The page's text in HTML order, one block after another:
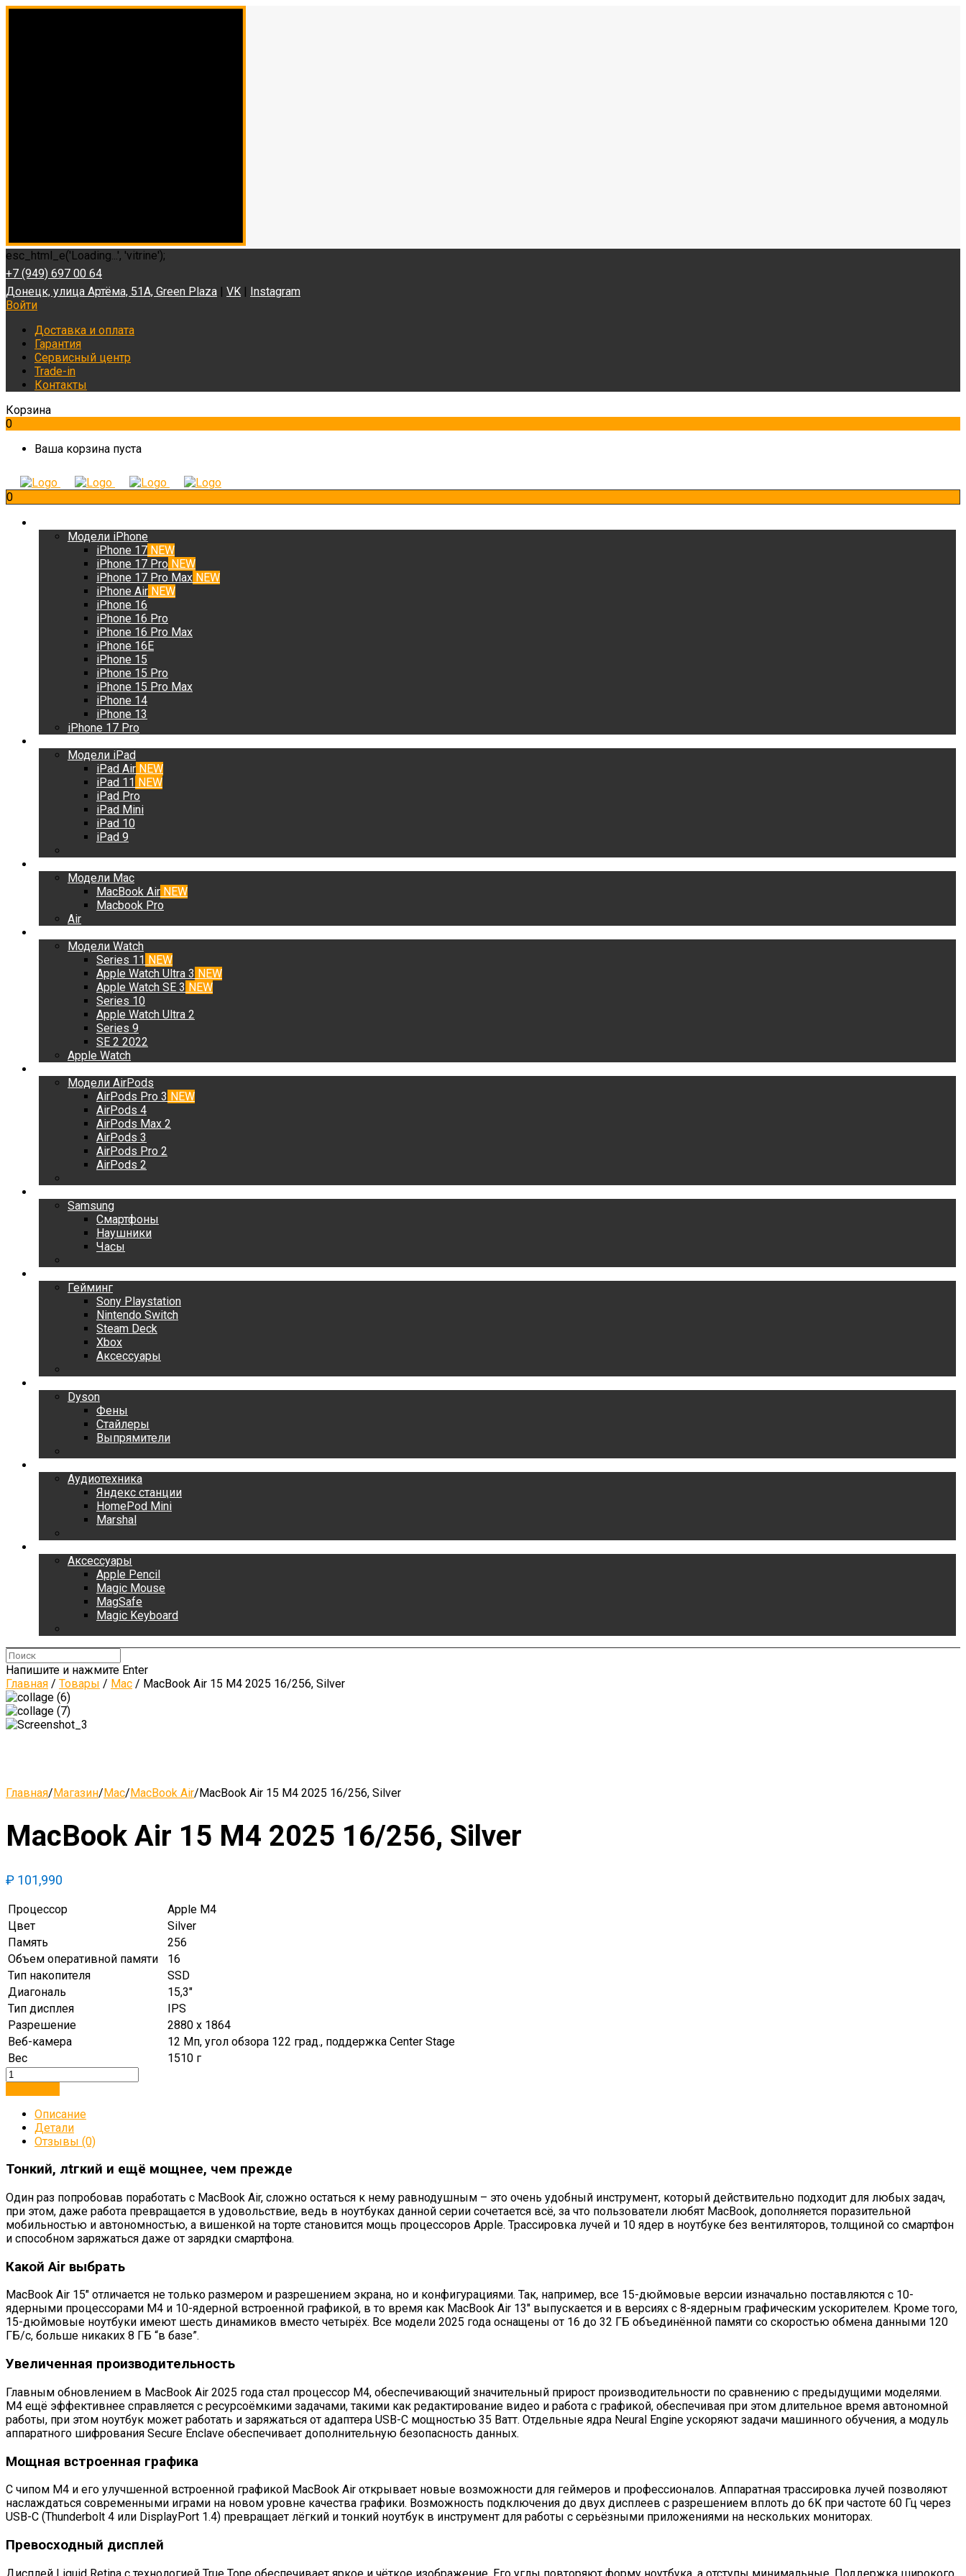
esc_html_e('Loading...', 'vitrine');
+7 (949) 697 00 64
Донецк, улица Артёма, 51А, Green Plaza | VK | Instagram
Войти
Доставка и оплата
Гарантия
Сервисный центр
Trade-in
Контакты
Корзина
0
Ваша корзина пуста
0
Модели iPhone
iPhone 17 NEW
iPhone 17 Pro NEW
iPhone 17 Pro Max NEW
iPhone Air NEW
iPhone 16
iPhone 16 Pro
iPhone 16 Pro Max
iPhone 16E
iPhone 15
iPhone 15 Pro
iPhone 15 Pro Max
iPhone 14
iPhone 13
iPhone 17 Pro
Модели iPad
iPad Air NEW
iPad 11 NEW
iPad Pro
iPad Mini
iPad 10
iPad 9
Модели Mac
MacBook Air NEW
Macbook Pro
Air
Модели Watch
Series 11 NEW
Apple Watch Ultra 3 NEW
Apple Watch SE 3 NEW
Series 10
Apple Watch Ultra 2
Series 9
SE 2 2022
Apple Watch
Модели AirPods
AirPods Pro 3 NEW
AirPods 4
AirPods Max 2
AirPods 3
AirPods Pro 2
AirPods 2
Samsung
Смартфоны
Наушники
Часы
Гейминг
Sony Playstation
Nintendo Switch
Steam Deck
Xbox
Аксессуары
Dyson
Фены
Стайлеры
Выпрямители
Аудиотехника
Яндекс станции
HomePod Mini
Marshal
Аксессуары
Apple Pencil
Magic Mouse
MagSafe
Magic Keyboard
Напишите и нажмите Enter
Главная / Товары / Mac / MacBook Air 15 M4 2025 16/256, Silver
Главная/Магазин/Mac/MacBook Air/MacBook Air 15 M4 2025 16/256, Silver
MacBook Air 15 M4 2025 16/256, Silver
₽ 101,990
Процессор
Apple M4
Цвет
Silver
Память
256
Объем оперативной памяти
16
Тип накопителя
SSD
Диагональ
15,3″
Тип дисплея
IPS
Разрешение
2880 x 1864
Веб-камера
12 Мп, угол обзора 122 град., поддержка Center Stage
Вес
1510 г
Описание
Детали
Отзывы (0)
Тонкий, лtгкий и ещё мощнее, чем прежде
Один раз попробовав поработать с MacBook Air, сложно остаться к нему равнодушным – это очень удобный инструмент, который действительно подходит для любых задач,
при этом, даже работа превращается в удовольствие, ведь в ноутбуках данной серии сочетается всё, за что пользователи любят MacBook, дополняется поразительной
мобильностью и автономностью, а вишенкой на торте становится мощь процессоров Apple. Трассировка лучей и 10 ядер в ноутбуке без вентиляторов, толщиной со смартфон
и способном заряжаться даже от зарядки смартфона.
Какой Air выбрать
MacBook Air 15″ отличается не только размером и разрешением экрана, но и конфигурациями. Так, например, все 15-дюймовые версии изначально поставляются с 10-
ядерными процессорами M4 и 10-ядерной встроенной графикой, в то время как MacBook Air 13″ выпускается и в версиях с 8-ядерным графическим ускорителем. Кроме того,
15-дюймовые ноутбуки имеют шесть динамиков вместо четырёх. Все модели 2025 года оснащены от 16 до 32 ГБ объединённой памяти со скоростью обмена данными 120
ГБ/с, больше никаких 8 ГБ “в базе”.
Увеличенная производительность
Главным обновлением в MacBook Air 2025 года стал процессор M4, обеспечивающий значительный прирост производительности по сравнению с предыдущими моделями.
M4 ещё эффективнее справляется с ресурсоёмкими задачами, такими как редактирование видео и работа с графикой, обеспечивая при этом длительное время автономной
работы, при этом ноутбук может работать и заряжаться от адаптера USB-C мощностью 35 Ватт. Отдельные ядра Neural Engine ускоряют задачи машинного обучения, а модуль
аппаратного шифрования Secure Enclave обеспечивает дополнительную безопасность данных.
Мощная встроенная графика
С чипом M4 и его улучшенной встроенной графикой MacBook Air открывает новые возможности для геймеров и профессионалов. Аппаратная трассировка лучей позволяют
наслаждаться современными играми на новом уровне качества графики. Возможность подключения до двух дисплеев с разрешением вплоть до 6K при частоте 60 Гц через
USB-C (Thunderbolt 4 или DisplayPort 1.4) превращает лёгкий и тонкий ноутбук в инструмент для работы с серьёзными приложениями на нескольких мониторах.
Превосходный дисплей